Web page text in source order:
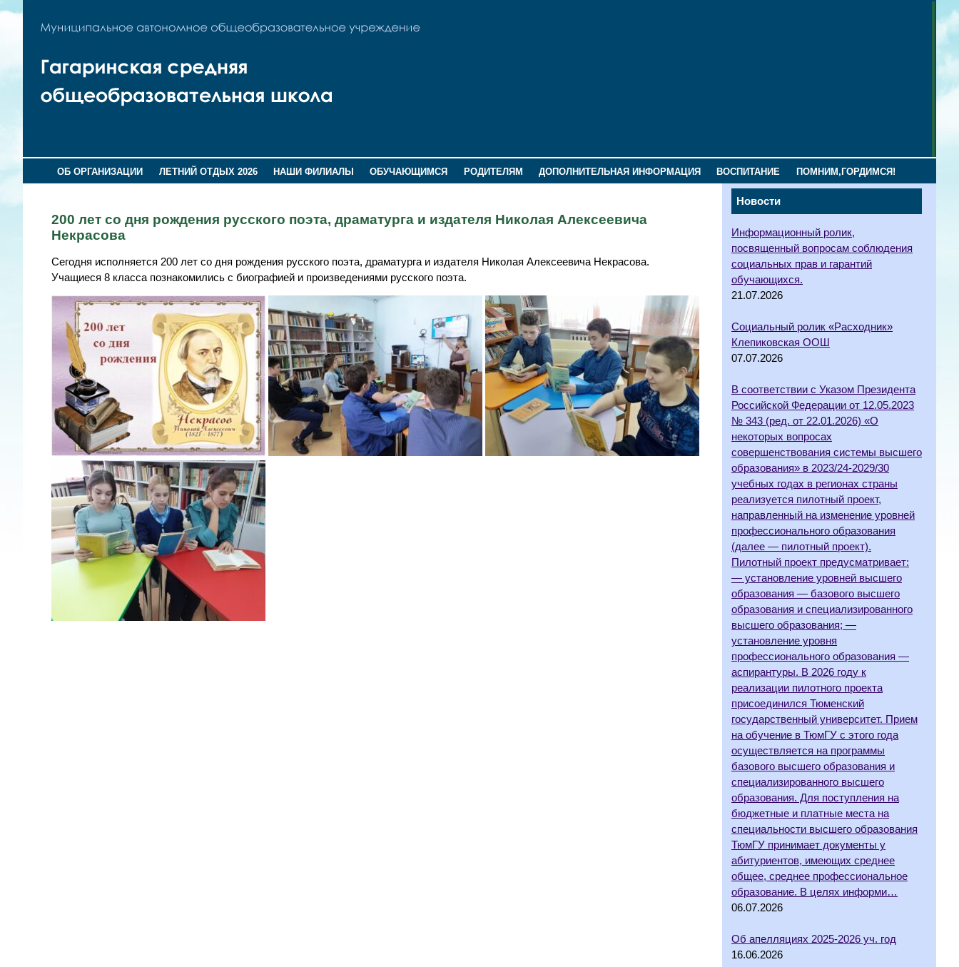
ОБ ОРГАНИЗАЦИИ ЛЕТНИЙ ОТДЫХ 2026 НАШИ ФИЛИАЛЫ ОБУЧАЮЩИМСЯ РОДИТЕЛЯМ ДОПОЛНИТЕЛЬНАЯ ИНФОРМАЦИЯ ВОСПИТАНИЕ ПОМНИМ,ГОРДИМСЯ!
Новости
Информационный ролик,
посвященный вопросам соблюдения
социальных прав и гарантий
обучающихся.
21.07.2026
Социальный ролик «Расходник»
Клепиковская ООШ
07.07.2026
В соответствии с Указом Президента
Российской Федерации от 12.05.2023
№ 343 (ред. от 22.01.2026) «О
некоторых вопросах
совершенствования системы высшего
образования» в 2023/24-2029/30
учебных годах в регионах страны
реализуется пилотный проект,
направленный на изменение уровней
профессионального образования
(далее — пилотный проект).
Пилотный проект предусматривает:
— установление уровней высшего
образования — базового высшего
образования и специализированного
высшего образования; —
установление уровня
профессионального образования —
аспирантуры. В 2026 году к
реализации пилотного проекта
присоединился Тюменский
государственный университет. Прием
на обучение в ТюмГУ с этого года
осуществляется на программы
базового высшего образования и
специализированного высшего
образования. Для поступления на
бюджетные и платные места на
специальности высшего образования
ТюмГУ принимает документы у
абитуриентов, имеющих среднее
общее, среднее профессиональное
образование. В целях информи…
06.07.2026
Об апелляциях 2025-2026 уч. год
16.06.2026
200 лет со дня рождения русского поэта, драматурга и издателя Николая Алексеевича
Некрасова
Сегодня исполняется 200 лет со дня рождения русского поэта, драматурга и издателя Николая Алексеевича Некрасова.
Учащиеся 8 класса познакомились с биографией и произведениями русского поэта.